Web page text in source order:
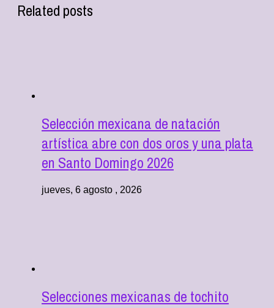
Related posts
Selección mexicana de natación
artística abre con dos oros y una plata
en Santo Domingo 2026
jueves, 6 agosto , 2026
Selecciones mexicanas de tochito